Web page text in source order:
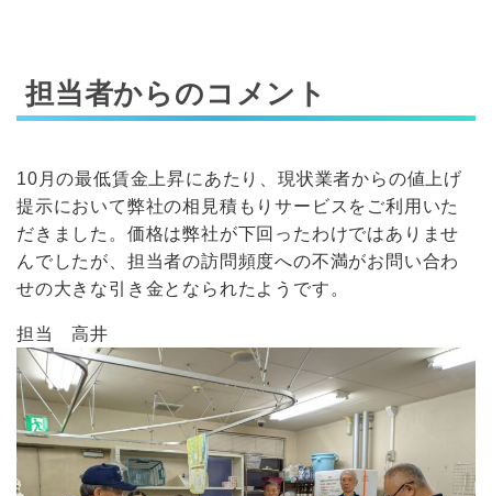
担当者からのコメント
10月の最低賃金上昇にあたり、現状業者からの値上げ
提示において弊社の相見積もりサービスをご利用いた
だきました。価格は弊社が下回ったわけではありませ
んでしたが、担当者の訪問頻度への不満がお問い合わ
せの大きな引き金となられたようです。
担当 高井